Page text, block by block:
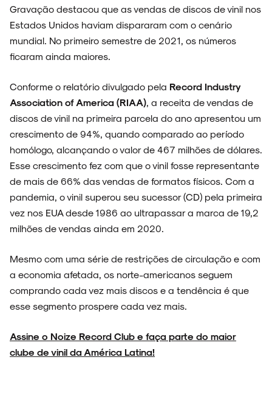
FAIXA A FAIXA
NOVIDADES
NOIZE RECORD CLUB
SOBRE
Gravação destacou que as vendas de discos de vinil nos
Estados Unidos haviam dispararam com o cenário
mundial. No primeiro semestre de 2021, os números
ficaram ainda maiores.
Conforme o relatório divulgado pela Record Industry
Association of America (RIAA), a receita de vendas de
discos de vinil na primeira parcela do ano apresentou um
crescimento de 94%, quando comparado ao período
homólogo, alcançando o valor de 467 milhões de dólares.
Esse crescimento fez com que o vinil fosse representante
de mais de 66% das vendas de formatos físicos. Com a
pandemia, o vinil superou seu sucessor (CD) pela primeira
vez nos EUA desde 1986 ao ultrapassar a marca de 19,2
milhões de vendas ainda em 2020.
Mesmo com uma série de restrições de circulação e com
a economia afetada, os norte-americanos seguem
comprando cada vez mais discos e a tendência é que
esse segmento prospere cada vez mais.
Assine o Noize Record Club e faça parte do maior
clube de vinil da América Latina!